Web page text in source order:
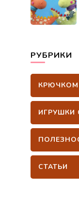
РУБРИКИ
КРЮЧКОМ
ИГРУШКИ
СТАТЬИ